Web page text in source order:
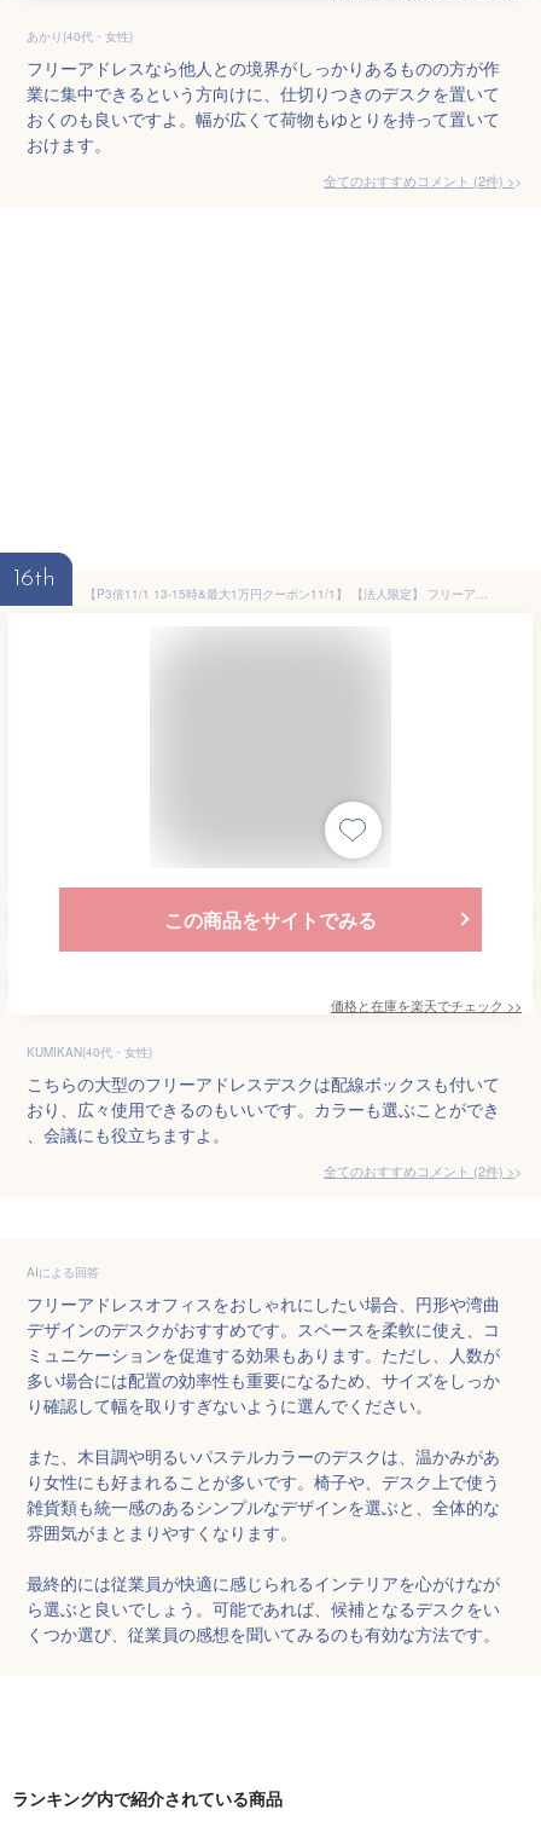
あかり(40代・女性)
フリーアドレスなら他人との境界がしっかりあるものの方が作
業に集中できるという方向けに、仕切りつきのデスクを置いて
おくのも良いですよ。幅が広くて荷物もゆとりを持って置いて
おけます。
全てのおすすめコメント (2件) >
16th
【P3倍11/1 13-15時&最大1万円クーポン11/1】 【法人限定】 フリーアドレスデスク ミーティングテーブル 配線ボックス付き 幅2400mm ワークテーブル オフィスデスク 会議室 作業台 おしゃれ 大型 GFA-2412
この商品をサイトでみる
価格と在庫を楽天でチェック >>
KUMIKAN(40代・女性)
こちらの大型のフリーアドレスデスクは配線ボックスも付いて
おり、広々使用できるのもいいです。カラーも選ぶことができ
、会議にも役立ちますよ。
全てのおすすめコメント (2件) >
AIによる回答
フリーアドレスオフィスをおしゃれにしたい場合、円形や湾曲
デザインのデスクがおすすめです。スペースを柔軟に使え、コ
ミュニケーションを促進する効果もあります。ただし、人数が
多い場合には配置の効率性も重要になるため、サイズをしっか
り確認して幅を取りすぎないように選んでください。
また、木目調や明るいパステルカラーのデスクは、温かみがあ
り女性にも好まれることが多いです。椅子や、デスク上で使う
雑貨類も統一感のあるシンプルなデザインを選ぶと、全体的な
雰囲気がまとまりやすくなります。
最終的には従業員が快適に感じられるインテリアを心がけなが
ら選ぶと良いでしょう。可能であれば、候補となるデスクをい
くつか選び、従業員の感想を聞いてみるのも有効な方法です。
ランキング内で紹介されている商品